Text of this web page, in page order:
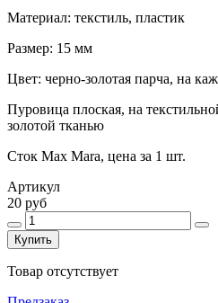
Материал: текстиль, пластик
Размер: 15 мм
Цвет: черно-золотая парча, на
Пуровица плоская, на
золотой тканью
Сток Max Mara, цена за 1 шт.
Артикул
20 руб
Купить
Товар отсутствует